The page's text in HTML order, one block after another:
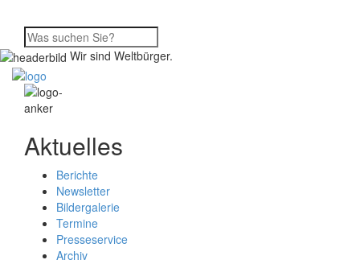
Wir sind Weltbürger.
Aktuelles
Berichte
Newsletter
Bildergalerie
Termine
Presseservice
Archiv